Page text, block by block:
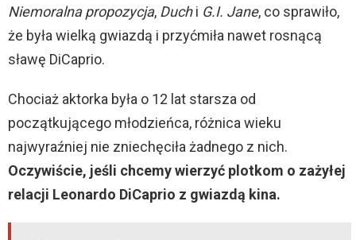
Niemoralna propozycja, Duchi G.I. Jane, co sprawiło,
że była wielką gwiazdą i przyćmiła nawet rosnącą
sławę DiCaprio.
Chociaż aktorka była o 12 lat starsza od
początkującego młodzieńca, różnica wieku
najwyraźniej nie zniechęciła żadnego z nich.
Oczywiście, jeśli chcemy wierzyć plotkom o zażyłej
relacji Leonardo DiCaprio z gwiazdą kina.